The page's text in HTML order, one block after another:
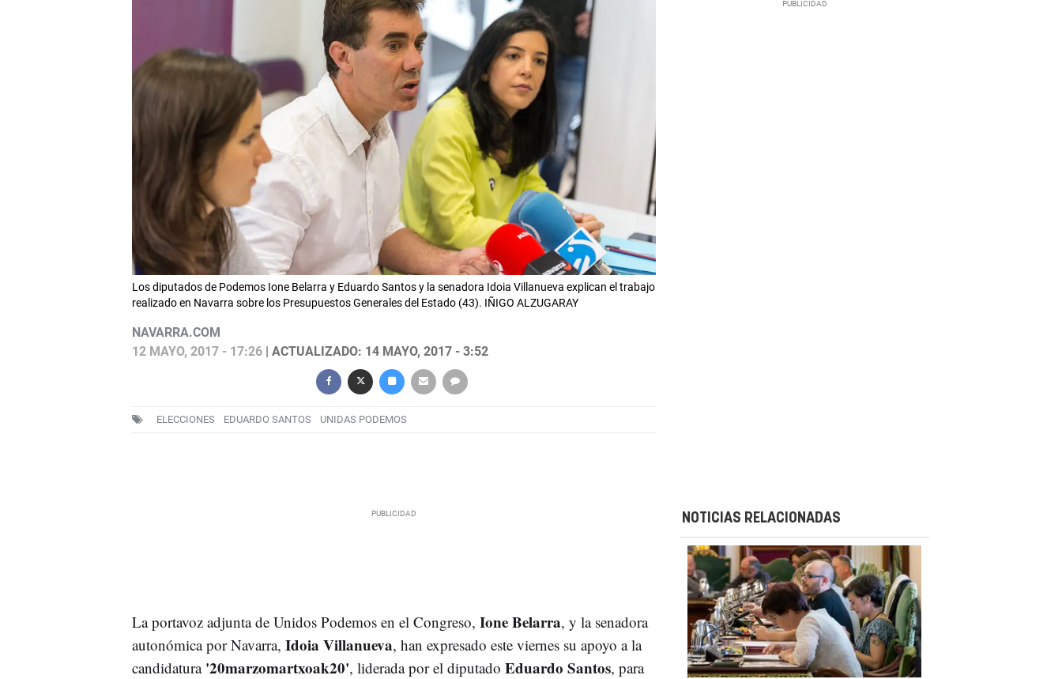
Los diputados de Podemos Ione Belarra y Eduardo Santos y la senadora Idoia Villanueva explican el trabajo
realizado en Navarra sobre los Presupuestos Generales del Estado (43). IÑIGO ALZUGARAY
NAVARRA.COM
12 MAYO, 2017 - 17:26| ACTUALIZADO: 14 MAYO, 2017 - 3:52
ELECCIONES EDUARDO SANTOS UNIDAS PODEMOS
La portavoz adjunta de Unidos Podemos en el Congreso, Ione Belarra, y la senadora
autonómica por Navarra, Idoia Villanueva, han expresado este viernes su apoyo a la
candidatura '20marzomartxoak20', liderada por el diputado Eduardo Santos, para
NOTICIAS RELACIONADAS